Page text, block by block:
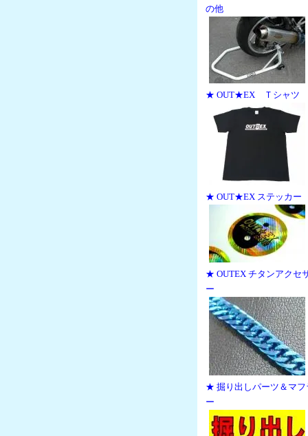
の他
★ OUT★EX Ｔシャツ
★ OUT★EX ステッカー
★ OUTEX チタンアクセ
ー
★ 掘り出しパーツ＆マフ
ー